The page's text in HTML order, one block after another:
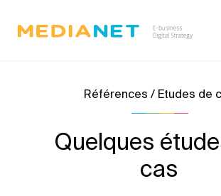
Références / Etudes de
Quelques
cas